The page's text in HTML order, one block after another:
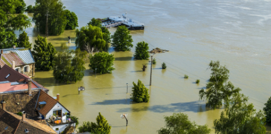
Skip
to
content